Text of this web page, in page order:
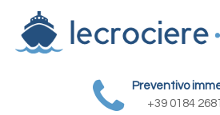
Preventivo
+39 0184